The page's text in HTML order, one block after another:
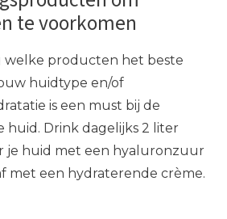
te voorkomen
welke producten het beste
huidtype en/of
is een must bij de
huid. Drink dagelijks 2 liter
je huid met een hyaluronzuur
met een hydraterende crème.